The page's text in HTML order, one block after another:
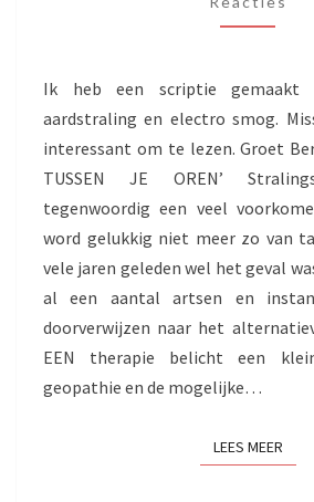
Ik heb een scriptie gemaakt
aardstraling en electro smog.
interessant om te lezen. Groet
TUSSEN JE OREN’
tegenwoordig een veel
word gelukkig niet meer zo van
vele jaren geleden wel het geval
al een aantal artsen en
doorverwijzen naar het
EEN therapie belicht een
geopathie en de mogelijke…
LEES MEERLEES